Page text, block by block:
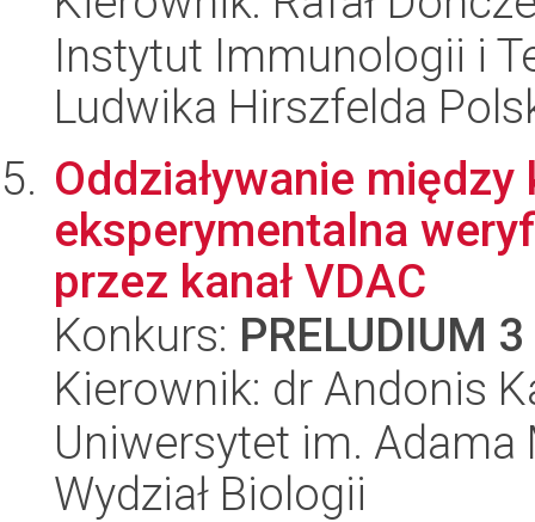
Instytut Immunologii i
Ludwika Hirszfelda
Oddziaływanie
eksperymentalna
przez kanał VDAC
Konkurs: PRELUDIUM 3
Kierownik: dr Andonis
Uniwersytet im.
Wydział Biologii